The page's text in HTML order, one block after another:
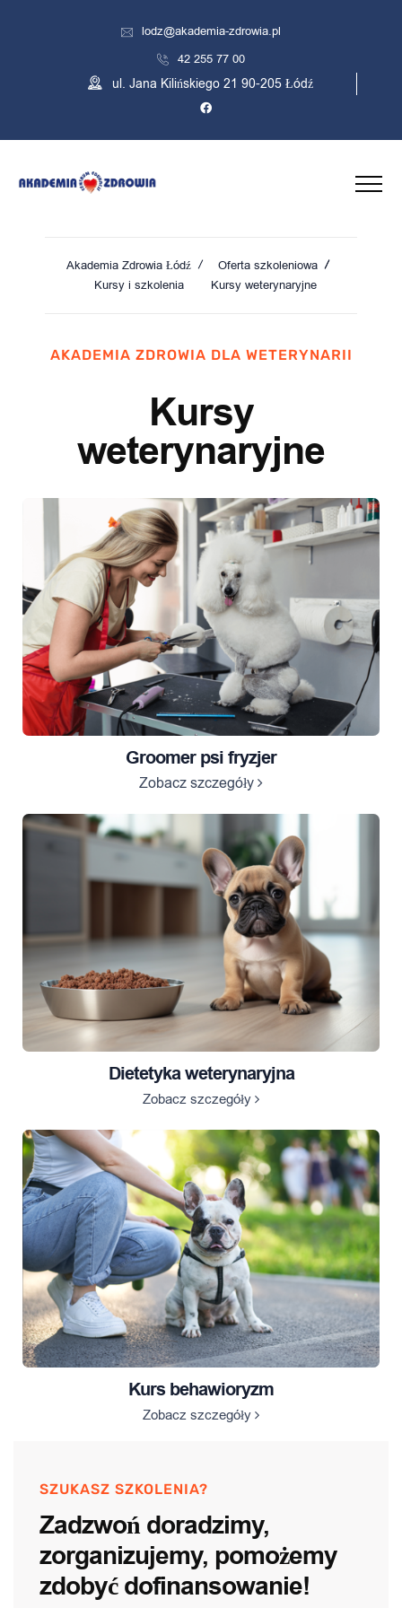
lodz@akademia-zdrowia.pl
42 255 77 00
ul. Jana Kilińskiego 21 90-205 Łódź
Akademia Zdrowia Łódź
Oferta szkoleniowa
Kursy i szkolenia
Kursy weterynaryjne
AKADEMIA ZDROWIA DLA WETERYNARII
Kursy
weterynaryjne
Groomer psi fryzjer
Zobacz szczegóły
Dietetyka weterynaryjna
Zobacz szczegóły
Kurs behawioryzm
Zobacz szczegóły
SZUKASZ SZKOLENIA?
Zadzwoń doradzimy,
zorganizujemy, pomożemy
zdobyć dofinansowanie!